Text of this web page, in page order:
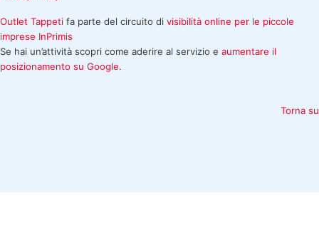
Outlet Tappeti fa parte del circuito divisibilità online per le piccole
imprese InPrimis
Se hai un’attività scopri come aderire al servizio eaumentare il
posizionamento su Google.
Torna su